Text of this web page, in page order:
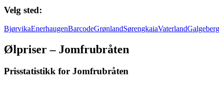
Velg sted:
BjørvikaEnerhaugenBarcodeGrønlandSørengkaiaVaterlandGalgeberg
Ølpriser – Jomfrubråten
Prisstatistikk for Jomfrubråten